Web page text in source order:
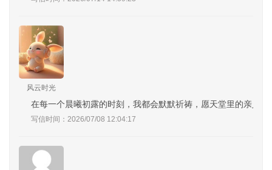
风云时光
在每一个晨曦初露的时刻，我都会默默祈祷，愿天堂里的亲人
写信时间：2026/07/08 12:04:17